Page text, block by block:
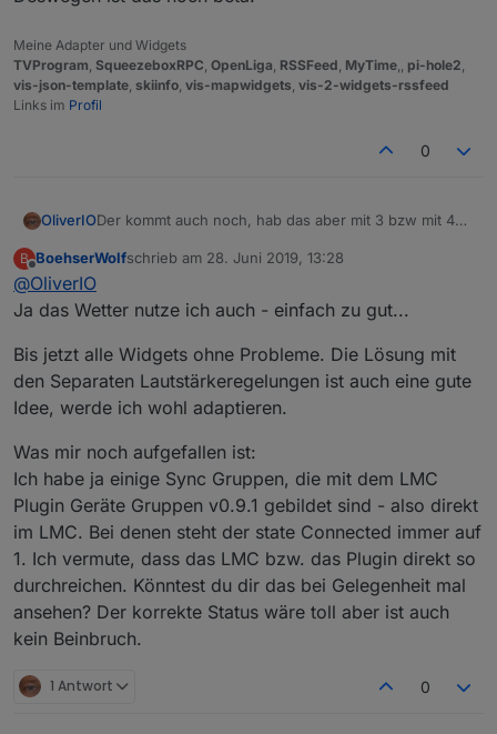
Meine Adapter und Widgets
TVProgram, SqueezeboxRPC, OpenLiga, RSSFeed, MyTime,, pi-hole2,
vis-json-template, skiinfo, vis-mapwidgets, vis-2-widgets-rssfeed
Links im Profil
0
OliverIODer kommt auch noch, hab das aber mit 3 bzw mit 4
die Hilfe war übrigens schon von Anfang an da.
Aber ich glaube es sind nur noch 2, knob und playlist
aber solange es so warm ist gehts erst mal in den
Bitte schön test und rumprobieren.
ich teste zwar auch, aber alle Anwendungsfälle kann
ich gar nicht abdecken,
Wenn irgend was fehlt oder sich komisch anfühlt dann
Deswegen ist das noch beta.
B
Offline
BoehserWolfschrieb am 28. Juni 2019, 13:28
zuletzt editiert von
@OliverIO
Ja das Wetter nutze ich auch - einfach zu gut...
Bis jetzt alle Widgets ohne Probleme. Die Lösung mit
den Separaten Lautstärkeregelungen ist auch eine gute
Idee, werde ich wohl adaptieren.
Was mir noch aufgefallen ist:
Ich habe ja einige Sync Gruppen, die mit dem LMC
Plugin Geräte Gruppen v0.9.1 gebildet sind - also direkt
im LMC. Bei denen steht der state Connected immer auf
1. Ich vermute, dass das LMC bzw. das Plugin direkt so
durchreichen. Könntest du dir das bei Gelegenheit mal
ansehen? Der korrekte Status wäre toll aber ist auch
kein Beinbruch.
1 Antwort 0